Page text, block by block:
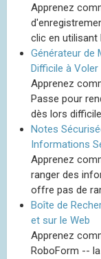
Apprenez
clic en utilisant
Générateur de
Difficile à Voler
Apprenez
Passe pour
dès lors
Notes
Informations
Apprenez
ranger des
offre pas de
Boîte de
et sur le Web
Apprenez
RoboForm --